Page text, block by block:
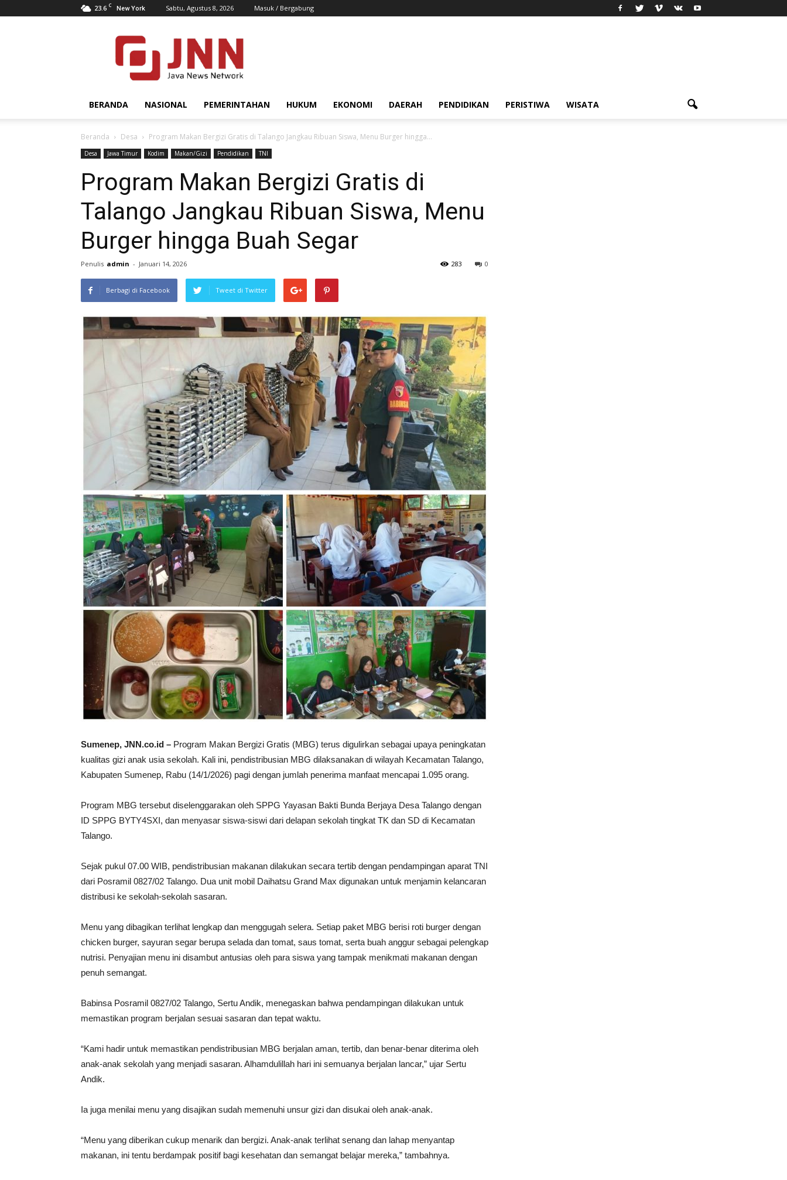
23.6 C New York Sabtu, Agustus 8, 2026 Masuk / Bergabung
JNN.co.id
BERANDA NASIONAL PEMERINTAHAN HUKUM EKONOMI DAERAH PENDIDIKAN PERISTIWA WISATA
Beranda Desa Program Makan Bergizi Gratis di Talango Jangkau Ribuan Siswa, Menu Burger hingga...
Desa Jawa Timur Kodim Makan/Gizi Pendidikan TNI
Program Makan Bergizi Gratis di
Talango Jangkau Ribuan Siswa, Menu
Burger hingga Buah Segar
Penulis admin - Januari 14, 2026 0
283
Berbagi di Facebook Tweet di Twitter
Sumenep, JNN.co.id – Program Makan Bergizi Gratis (MBG) terus digulirkan sebagai upaya peningkatan
kualitas gizi anak usia sekolah. Kali ini, pendistribusian MBG dilaksanakan di wilayah Kecamatan Talango,
Kabupaten Sumenep, Rabu (14/1/2026) pagi dengan jumlah penerima manfaat mencapai 1.095 orang.
Program MBG tersebut diselenggarakan oleh SPPG Yayasan Bakti Bunda Berjaya Desa Talango dengan
ID SPPG BYTY4SXI, dan menyasar siswa-siswi dari delapan sekolah tingkat TK dan SD di Kecamatan
Talango.
Sejak pukul 07.00 WIB, pendistribusian makanan dilakukan secara tertib dengan pendampingan aparat TNI
dari Posramil 0827/02 Talango. Dua unit mobil Daihatsu Grand Max digunakan untuk menjamin kelancaran
distribusi ke sekolah-sekolah sasaran.
Menu yang dibagikan terlihat lengkap dan menggugah selera. Setiap paket MBG berisi roti burger dengan
chicken burger, sayuran segar berupa selada dan tomat, saus tomat, serta buah anggur sebagai pelengkap
nutrisi. Penyajian menu ini disambut antusias oleh para siswa yang tampak menikmati makanan dengan
penuh semangat.
Babinsa Posramil 0827/02 Talango, Sertu Andik, menegaskan bahwa pendampingan dilakukan untuk
memastikan program berjalan sesuai sasaran dan tepat waktu.
“Kami hadir untuk memastikan pendistribusian MBG berjalan aman, tertib, dan benar-benar diterima oleh
anak-anak sekolah yang menjadi sasaran. Alhamdulillah hari ini semuanya berjalan lancar,” ujar Sertu
Andik.
Ia juga menilai menu yang disajikan sudah memenuhi unsur gizi dan disukai oleh anak-anak.
“Menu yang diberikan cukup menarik dan bergizi. Anak-anak terlihat senang dan lahap menyantap
makanan, ini tentu berdampak positif bagi kesehatan dan semangat belajar mereka,” tambahnya.